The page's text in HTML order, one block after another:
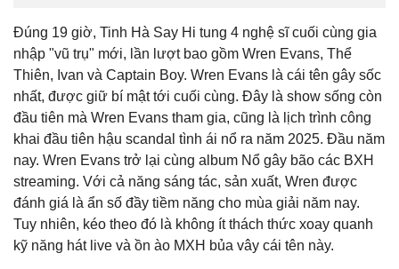
Đúng 19 giờ, Tinh Hà Say Hi tung 4 nghệ sĩ cuối cùng gia
nhập "vũ trụ" mới, lần lượt bao gồm Wren Evans, Thể
Thiên, Ivan và Captain Boy. Wren Evans là cái tên gây sốc
nhất, được giữ bí mật tới cuối cùng. Đây là show sống còn
đầu tiên mà Wren Evans tham gia, cũng là lịch trình công
khai đầu tiên hậu scandal tình ái nổ ra năm 2025. Đầu năm
nay. Wren Evans trở lại cùng album Nổ gây bão các BXH
streaming. Với cả năng sáng tác, sản xuất, Wren được
đánh giá là ẩn số đầy tiềm năng cho mùa giải năm nay.
Tuy nhiên, kéo theo đó là không ít thách thức xoay quanh
kỹ năng hát live và ồn ào MXH bủa vây cái tên này.